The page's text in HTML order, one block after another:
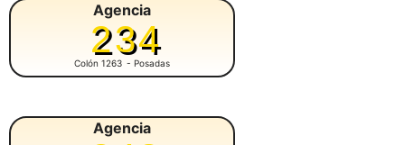
Agencia
234
Colón 1263 - Posadas
Agencia